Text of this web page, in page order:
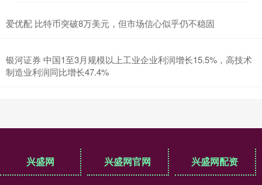
爱优配 比特币突破8万美元，但市场信心似乎仍不稳固
银河证券 中国1至3月规模以上工业企业利润增长15.5%，高技术
制造业利润同比增长47.4%
兴盛网 兴盛网官网 兴盛网配资